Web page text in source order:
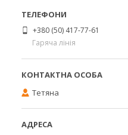
+380 (50) 417-77-61
Гаряча лінія
Тетяна